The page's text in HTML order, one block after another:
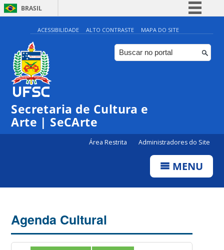
BRASIL
Simplifique!
Comunica BR
Participe
ACESSIBILIDADE ALTO CONTRASTE MAPA DO SITE
Secretaria de Cultura e
Arte | SeCArte
Área Restrita Administradores do Site
MENU
Agenda Cultural
0:00
1:00
5:00